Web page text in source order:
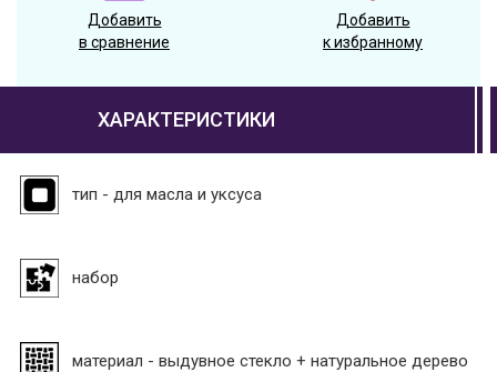
Добавить
в сравнение
Добавить
к избранному
ХАРАКТЕРИСТИКИ
тип - для масла и уксуса
набор
материал - выдувное стекло + натуральное дерево